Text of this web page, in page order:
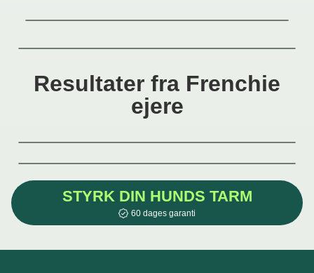
Resultater fra Frenchie
ejere
STYRK DIN HUNDS TARM
60 dages garanti